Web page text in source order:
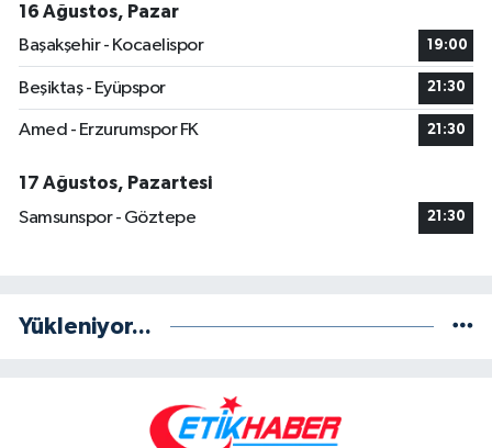
16 Ağustos, Pazar
Başakşehir - Kocaelispor
19:00
Beşiktaş - Eyüpspor 21:30
Amed - Erzurumspor FK 21:30
17 Ağustos, Pazartesi
Samsunspor - Göztepe
21:30
Yükleniyor...